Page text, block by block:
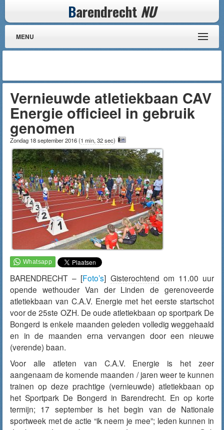
Barendrecht NU
MENU
Vernieuwde atletiekbaan CAV
Energie officieel in gebruik
genomen
Zondag 18 september 2016(1 min, 32 sec)
BARENDRECHT – [Foto’s] Gisterochtend om 11.00 uur
opende wethouder Van der Linden de gerenoveerde
atletiekbaan van C.A.V. Energie met het eerste startschot
voor de 25ste OZH. De oude atletiekbaan op sportpark De
Bongerd is enkele maanden geleden volledig weggehaald
en in de maanden erna vervangen door een nieuwe
(verende) baan.
Voor alle atleten van C.A.V. Energie is het zeer
aangenaam de komende maanden / jaren weer te kunnen
trainen op deze prachtige (vernieuwde) atletiekbaan op
het Sportpark De Bongerd in Barendrecht. En op korte
termijn; 17 september is het begin van de Nationale
sportweek met de actie “ik neem je mee”; leden kunnen in